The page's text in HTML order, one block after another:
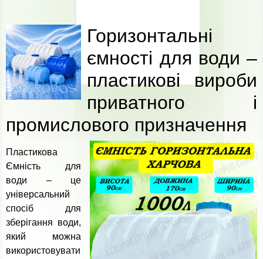
Горизонтальні
ємності для води –
пластикові вироби
приватного і
промислового призначення
Пластикова
Ємність для
води – це
універсальний
спосіб для
зберігання води,
який можна
використовувати